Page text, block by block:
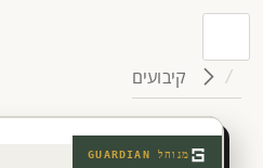
קיבועים
מנוהל GUARDIAN